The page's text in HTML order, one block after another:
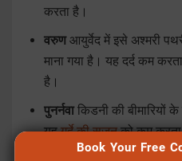
Book Your Free
करता है।
वरुणआयुर्वेद में इसे अश्मरी
माना गया है। यह दर्द कम
है।
पुनर्नवाकिडनी की बीमारियों
यहगुर्दे की सूजनको कम करता
करता है।